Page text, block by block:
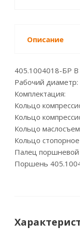
Описание
405.1004018-БР В
Рабочий
Комплектация:
Кольцо
Кольцо
Кольцо
Кольцо
Палец
Поршень